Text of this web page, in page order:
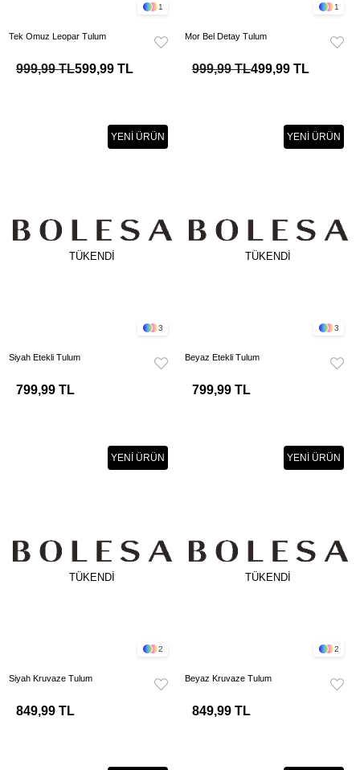
1
Tek Omuz Leopar Tulum
599,99 TL
999,99 TL
1
Mor Bel Detay Tulum
499,99 TL
999,99 TL
TÜKENDI
3
Siyah Etekli Tulum
799,99 TL
YENI ÜRÜN
TÜKENDI
3
Beyaz Etekli Tulum
799,99 TL
YENI ÜRÜN
TÜKENDI
2
Siyah Kruvaze Tulum
849,99 TL
YENI ÜRÜN
TÜKENDI
2
Beyaz Kruvaze Tulum
849,99 TL
YENI ÜRÜN